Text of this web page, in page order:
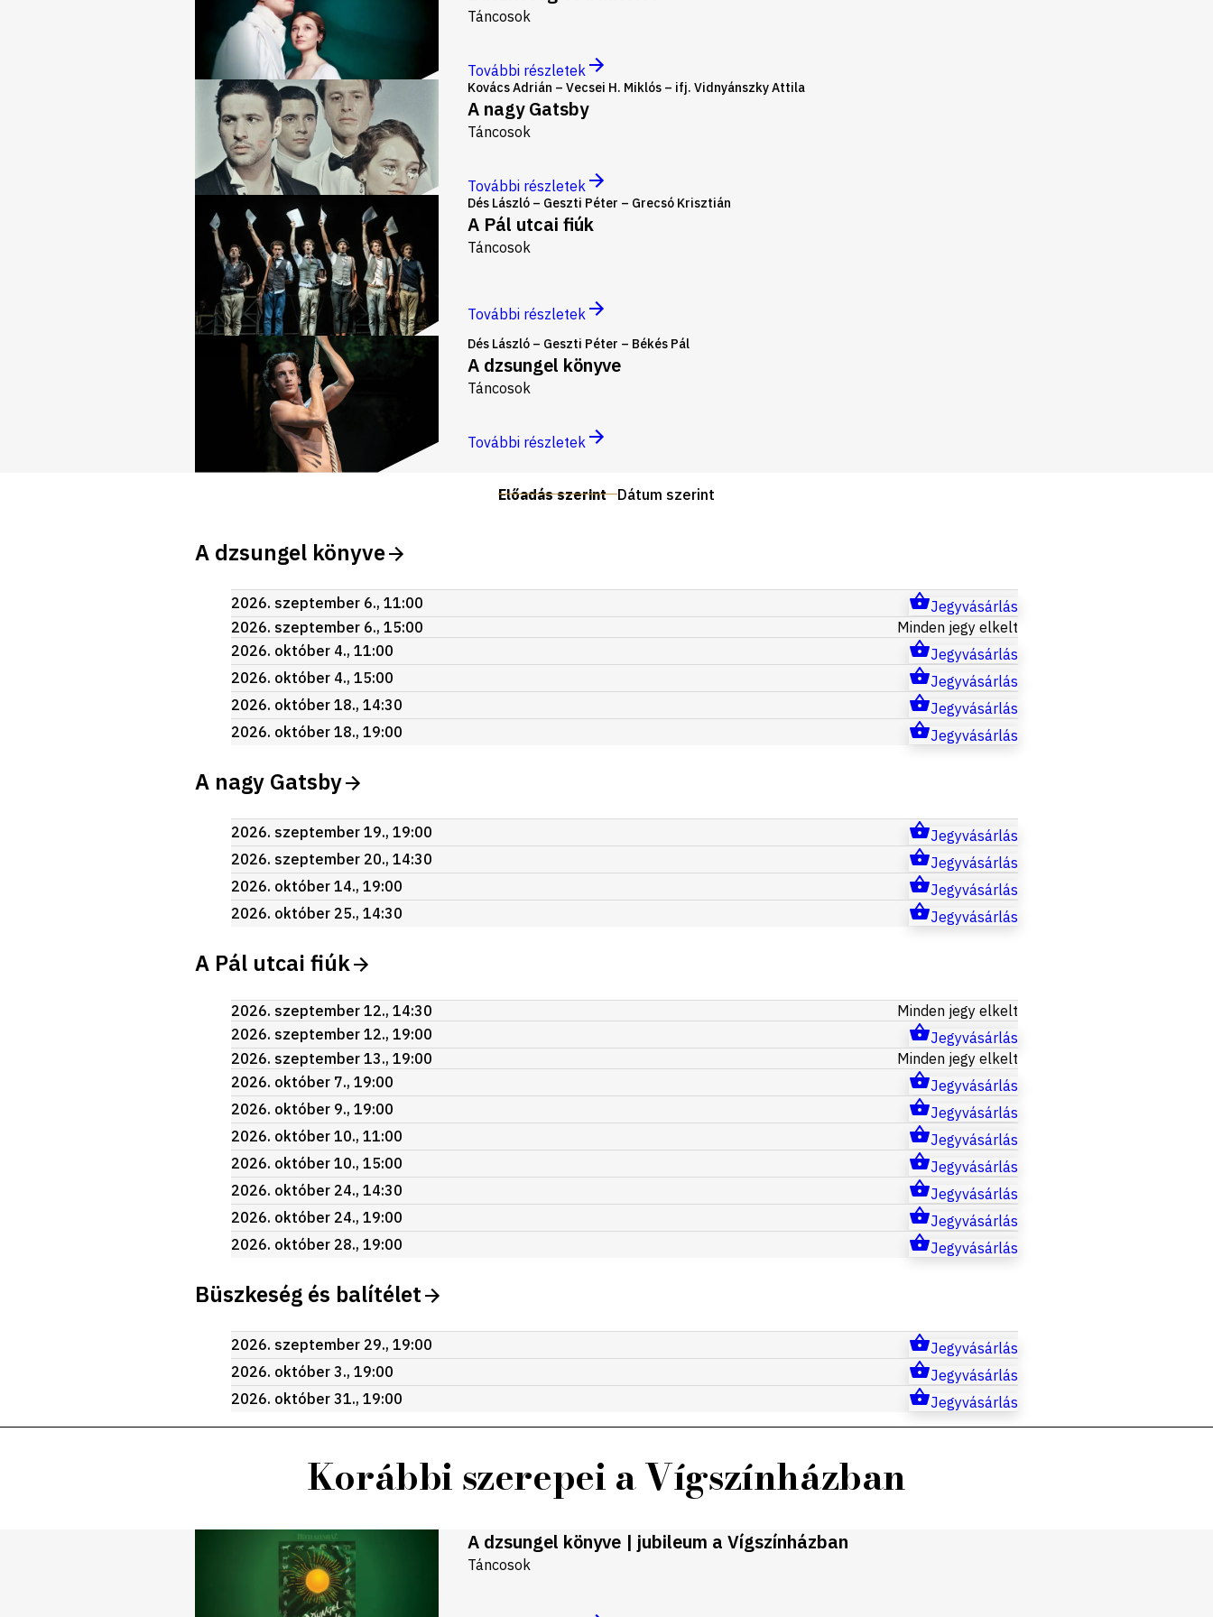
Táncosok
További részletek
Kovács Adrián – Vecsei H. Miklós – ifj. Vidnyánszky Attila
A nagy Gatsby
Táncosok
További részletek
Dés László – Geszti Péter – Grecsó Krisztián
A Pál utcai fiúk
Táncosok
További részletek
Dés László – Geszti Péter – Békés Pál
A dzsungel könyve
Táncosok
További részletek
Előadás szerint Dátum szerint
A dzsungel könyve
2026. szeptember 6., 11:00
Jegyvásárlás
2026. szeptember 6., 15:00
Minden jegy elkelt
2026. október 4., 11:00
Jegyvásárlás
2026. október 4., 15:00
Jegyvásárlás
2026. október 18., 14:30
Jegyvásárlás
2026. október 18., 19:00
Jegyvásárlás
A nagy Gatsby
2026. szeptember 19., 19:00
Jegyvásárlás
2026. szeptember 20., 14:30
Jegyvásárlás
2026. október 14., 19:00
Jegyvásárlás
2026. október 25., 14:30
Jegyvásárlás
A Pál utcai fiúk
2026. szeptember 12., 14:30
Minden jegy elkelt
2026. szeptember 12., 19:00
Jegyvásárlás
2026. szeptember 13., 19:00
Minden jegy elkelt
2026. október 7., 19:00
Jegyvásárlás
2026. október 9., 19:00
Jegyvásárlás
2026. október 10., 11:00
Jegyvásárlás
2026. október 10., 15:00
Jegyvásárlás
2026. október 24., 14:30
Jegyvásárlás
2026. október 24., 19:00
Jegyvásárlás
2026. október 28., 19:00
Jegyvásárlás
Büszkeség és balítélet
2026. szeptember 29., 19:00
Jegyvásárlás
2026. október 3., 19:00
Jegyvásárlás
2026. október 31., 19:00
Jegyvásárlás
Korábbi szerepei a Vígszínházban
A dzsungel könyve | jubileum a Vígszínházban
Táncosok